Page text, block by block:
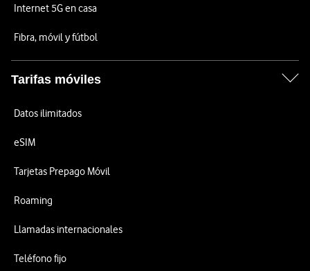
Internet 5G en casa
Fibra, móvil y fútbol
Tarifas móviles
Datos ilimitados
eSIM
Tarjetas Prepago Móvil
Roaming
Llamadas internacionales
Teléfono fijo